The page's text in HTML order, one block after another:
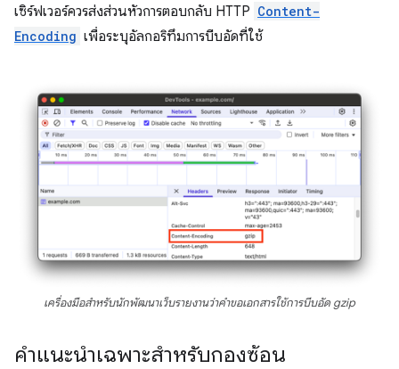
เซิร์ฟเวอร์ควรส่งส่วนหัวการตอบกลับ HTTP Content-
Encoding เพื่อระบุอัลกอริทึมการบีบอัดที่ใช้
เครื่องมือสำหรับนักพัฒนาเว็บรายงานว่าคำขอเอกสารใช้การบีบอัด gzip
คำแนะนำเฉพาะสำหรับกองซ้อน